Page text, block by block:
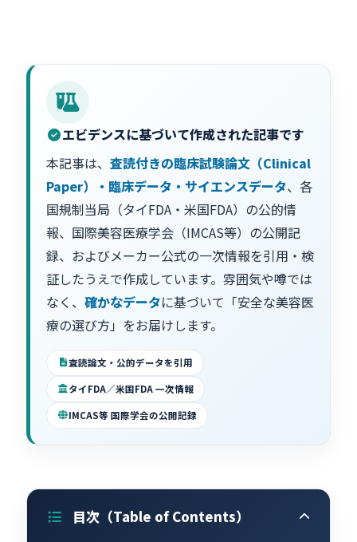
エビデンスに基づいて作成された記事です
本記事は、 査読付きの臨床試験論文（Clinical
Paper）・臨床データ・サイエンスデータ、各
国規制当局（タイFDA・米国FDA）の公的情
報、国際美容医療学会（IMCAS等）の公開記
録、およびメーカー公式の一次情報を引用・検
証したうえで作成しています。雰囲気や噂では
なく、 確かなデータに基づいて「安全な美容医
療の選び方」をお届けします。
査読論文・公的データを引用
タイFDA／米国FDA 一次情報
IMCAS等 国際学会の公開記録
目次（Table of Contents）